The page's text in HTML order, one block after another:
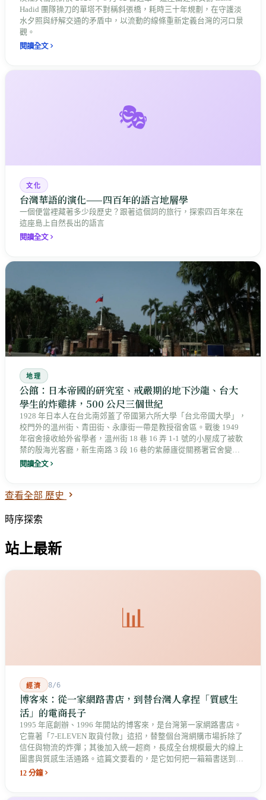
Hadid 團隊操刀的單塔不對稱斜張橋，耗時三十年規劃，在守護淡
水夕照與紓解交通的矛盾中，以流動的線條重新定義台灣的河口景
觀。
閱讀全文
🎭
文化
台灣華語的演化——四百年的語言地層學
一個便當裡藏著多少段歷史？跟著這個詞的旅行，探索四百年來在
這座島上自然長出的語言
閱讀全文
地理
公館：日本帝國的研究室、戒嚴期的地下沙龍、台大
學生的炸雞排，500 公尺三個世紀
1928 年日本人在台北南郊蓋了帝國第六所大學「台北帝國大學」，
校門外的溫州街、青田街、永康街一帶是教授宿舍區。戰後 1949
年宿舍接收給外省學者，溫州街 18 巷 16 弄 1-1 號的小屋成了被軟
禁的殷海光客廳，新生南路 3 段 16 巷的紫藤廬從關務署官舍變成
黨外文青沙龍，溫州街 25 號是台靜農寫到 1990 年的書房，1972-
嚴期的地下沙龍、當代學生的炸雞排，三個世紀疊在 500 公尺裡。
閱讀全文
查看全部 歷史
時序探索
站上最新
📊
經濟 8/6
博客來：從一家網路書店，到替台灣人拿捏「質感生
活」的電商長子
1995 年底創辦、1996 年開站的博客來，是台灣第一家網路書店。
它靠著「7-ELEVEN 取貨付款」這招，替整個台灣網購市場拆除了
信任與物流的炸彈；其後加入統一超商，長成全台規模最大的線上
圖書與質感生活通路。這篇文要看的，是它如何把一箱箱書送到你
巷口，最後長成了統一集團數位版圖中最具原生基因的老長子。
12 分鐘